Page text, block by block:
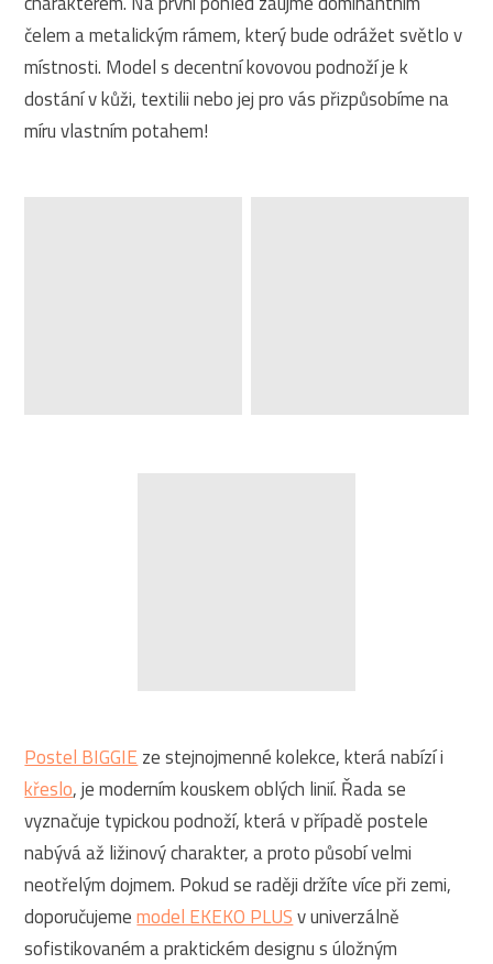
čelem a metalickým rámem, který bude odrážet světlo v
místnosti. Model s decentní kovovou podnoží je k
dostání v kůži, textilii nebo jej pro vás přizpůsobíme na
míru vlastním potahem!
Postel BIGGIE ze stejnojmenné kolekce, která nabízí i
křeslo, je moderním kouskem oblých linií. Řada se
vyznačuje typickou podnoží, která v případě postele
nabývá až ližinový charakter, a proto působí velmi
neotřelým dojmem. Pokud se raději držíte více při zemi,
doporučujememodel EKEKO PLUSv univerzálně
sofistikovaném a praktickém designu s úložným